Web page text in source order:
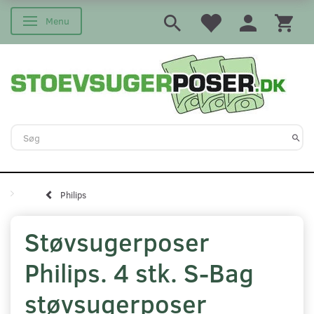
Skifte navigation
Menu
Philips
Støvsugerposer
Philips. 4 stk. S-Bag
støvsugerposer